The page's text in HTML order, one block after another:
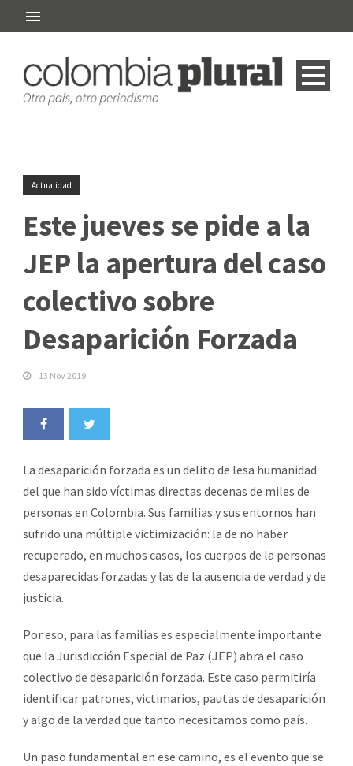
Actualidad
Este jueves se pide a la
JEP la apertura del caso
colectivo sobre
Desaparición Forzada
13 Nov 2019
La desaparición forzada es un delito de lesa humanidad
del que han sido víctimas directas decenas de miles de
personas en Colombia. Sus familias y sus entornos han
sufrido una múltiple victimización: la de no haber
recuperado, en muchos casos, los cuerpos de la personas
desaparecidas forzadas y las de la ausencia de verdad y de
justicia.
Por eso, para las familias es especialmente importante
que la Jurisdicción Especial de Paz (JEP) abra el caso
colectivo de desaparición forzada. Este caso permitiría
identificar patrones, victimarios, pautas de desaparición
y algo de la verdad que tanto necesitamos como país.
Un paso fundamental en ese camino, es el evento que se